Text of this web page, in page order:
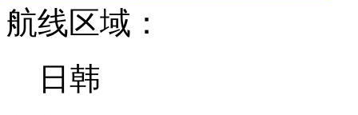
航线区域：
日韩